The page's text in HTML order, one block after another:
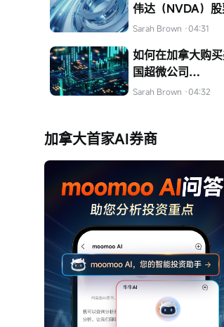
伟达（NVDA）
Sarah Brown ·04:31
如何在加拿大购
国超微公司
（AMD）的股票
Sarah Brown ·04:32
加拿大首家AI券商